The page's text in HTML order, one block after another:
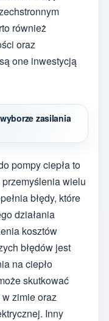
również
oraz
one inwestycją
zasilania
pompy ciepła to
wielu
błędy, które
działania
kosztów
błędów jest
na ciepło
skutkować
zimie oraz
Inny